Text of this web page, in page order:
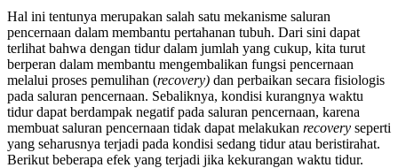
Hal ini tentunya merupakan salah satu mekanisme saluran
pencernaan dalam membantu pertahanan tubuh. Dari sini dapat
terlihat bahwa dengan tidur dalam jumlah yang cukup, kita turut
berperan dalam membantu mengembalikan fungsi pencernaan
melalui proses pemulihan (recovery) dan perbaikan secara fisiologis
pada saluran pencernaan. Sebaliknya, kondisi kurangnya waktu
tidur dapat berdampak negatif pada saluran pencernaan, karena
membuat saluran pencernaan tidak dapat melakukan recovery seperti
yang seharusnya terjadi pada kondisi sedang tidur atau beristirahat.
Berikut beberapa efek yang terjadi jika kekurangan waktu tidur.